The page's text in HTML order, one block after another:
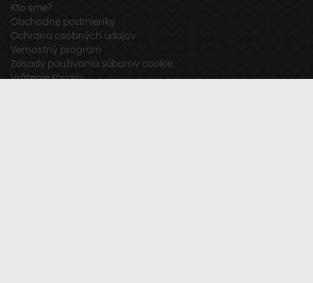
Kto sme?
Obchodné podmienky
Ochrana osobných údajov
Vernostný program
Zásady používania súborov cookie
Vrátenie tovaru